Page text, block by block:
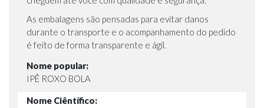
As embalagens são pensadas para evitar danos
durante o transporte e o acompanhamento do pedido
é feito de forma transparente e ágil.
Nome popular:
IPÊ ROXO BOLA
Nome Ciêntífico: